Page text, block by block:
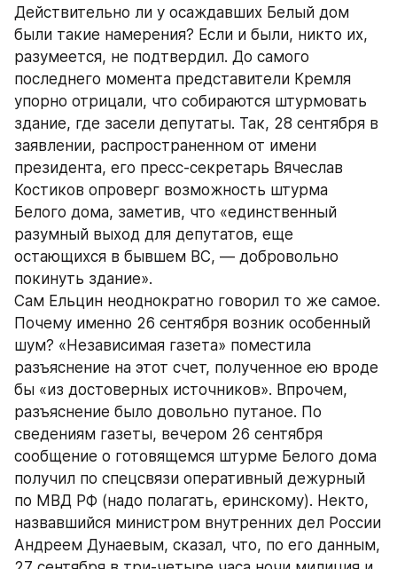
Действительно ли у осаждавших Белый дом
были такие намерения? Если и были, никто их,
разумеется, не подтвердил. До самого
последнего момента представители Кремля
упорно отрицали, что собираются штурмовать
здание, где засели депутаты. Так, 28 сентября в
заявлении, распространенном от имени
президента, его пресс-секретарь Вячеслав
Костиков опроверг возможность штурма
Белого дома, заметив, что «единственный
разумный выход для депутатов, еще
остающихся в бывшем ВС, — добровольно
покинуть здание».
Сам Ельцин неоднократно говорил то же самое.
Почему именно 26 сентября возник особенный
шум? «Независимая газета» поместила
разъяснение на этот счет, полученное ею вроде
бы «из достоверных источников». Впрочем,
разъяснение было довольно путаное. По
сведениям газеты, вечером 26 сентября
сообщение о готовящемся штурме Белого дома
получил по спецсвязи оперативный дежурный
по МВД РФ (надо полагать, еринскому). Некто,
назвавшийся министром внутренних дел России
Андреем Дунаевым, сказал, что, по его данным,